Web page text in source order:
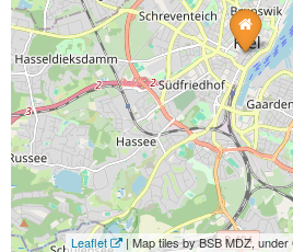
Leaflet
| Map tiles by BSB MDZ,